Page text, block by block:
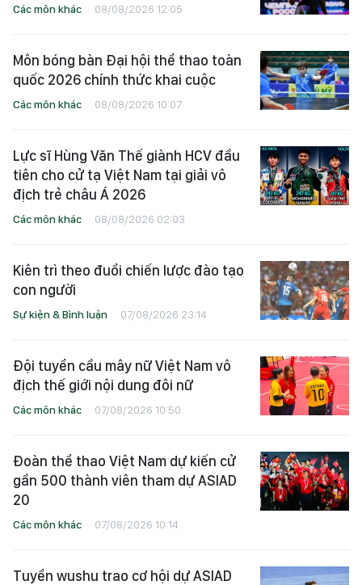
Các môn khác 08/08/2026 12:05
Môn bóng bàn Đại hội thể thao toàn
quốc 2026 chính thức khai cuộc
Các môn khác 08/08/2026 10:07
Lực sĩ Hùng Văn Thế giành HCV đầu
tiên cho cử tạ Việt Nam tại giải vô
địch trẻ châu Á 2026
Các môn khác 08/08/2026 02:03
Kiên trì theo đuổi chiến lược đào tạo
con người
Sự kiện & Bình luận 07/08/2026 23:14
Đội tuyển cầu mây nữ Việt Nam vô
địch thế giới nội dung đôi nữ
Các môn khác 07/08/2026 10:50
Đoàn thể thao Việt Nam dự kiến cử
gần 500 thành viên tham dự ASIAD
20
Các môn khác 07/08/2026 10:14
Tuyển wushu trao cơ hội dự ASIAD